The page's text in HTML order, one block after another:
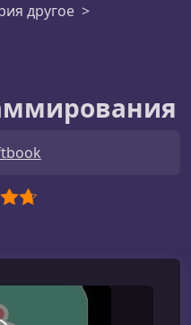
другое